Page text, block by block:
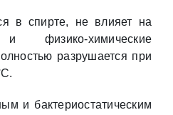
в спирте, не влияет на
и физико-химические
разрушается при
и бактериостатическим